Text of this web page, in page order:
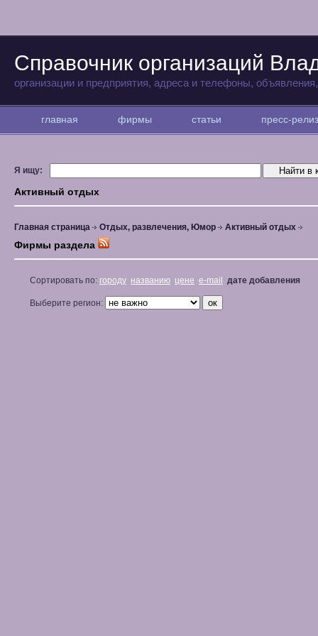
Справочник организаций
организации и предприятия, адреса и телефоны,
главная фирмы статьи пресс-
Я ищу:
Активный отдых
Главная страница Отдых, развлечения, Юмор Активный отдых
Фирмы раздела
Сортировать по: городу названию цене e-mail дате добавления
Выберите регион: